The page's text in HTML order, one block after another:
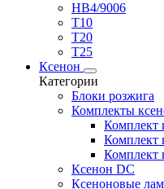
HB4/9006
T10
T20
T25
Ксенон
Категории
Блоки розжига
Комплекты
Комплект
Комплект
Комплект
Ксенон DC
Ксеноновые